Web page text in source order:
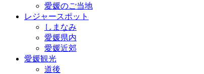
愛媛のご当地
レジャースポット
しまなみ
愛媛県内
愛媛近郊
愛媛観光
道後